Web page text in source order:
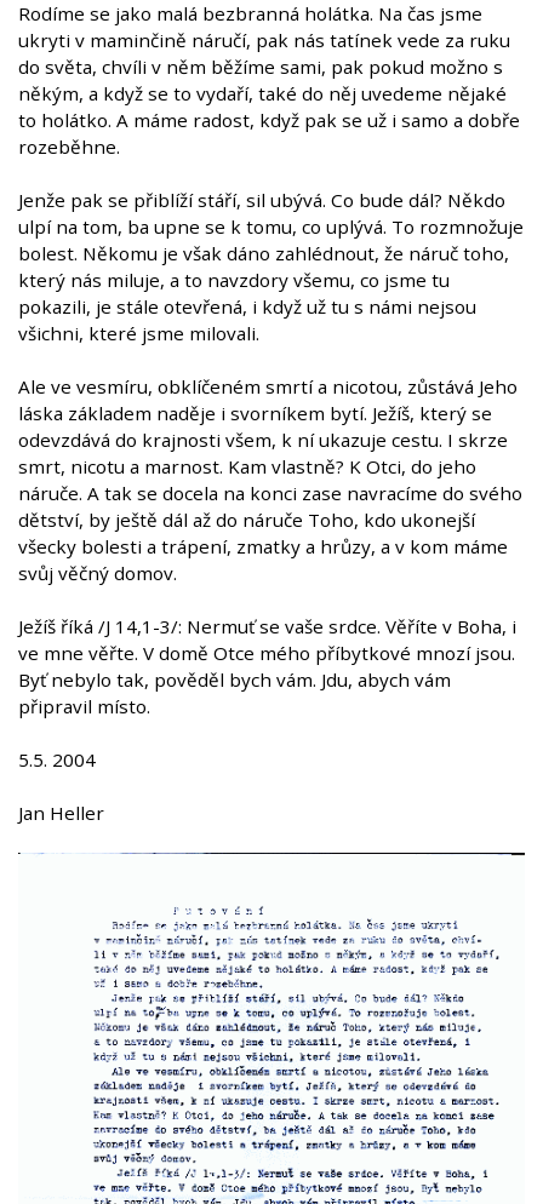
Rodíme se jako malá bezbranná holátka. Na čas jsme
ukryti v maminčině náručí, pak nás tatínek vede za ruku
do světa, chvíli v něm běžíme sami, pak pokud možno s
někým, a když se to vydaří, také do něj uvedeme nějaké
to holátko. A máme radost, když pak se už i samo a dobře
rozeběhne.
Jenže pak se přiblíží stáří, sil ubývá. Co bude dál? Někdo
ulpí na tom, ba upne se k tomu, co uplývá. To rozmnožuje
bolest. Někomu je však dáno zahlédnout, že náruč toho,
který nás miluje, a to navzdory všemu, co jsme tu
pokazili, je stále otevřená, i když už tu s námi nejsou
všichni, které jsme milovali.
Ale ve vesmíru, obklíčeném smrtí a nicotou, zůstává Jeho
láska základem naděje i svorníkem bytí. Ježíš, který se
odevzdává do krajnosti všem, k ní ukazuje cestu. I skrze
smrt, nicotu a marnost. Kam vlastně? K Otci, do jeho
náruče. A tak se docela na konci zase navracíme do svého
dětství, by ještě dál až do náruče Toho, kdo ukonejší
všecky bolesti a trápení, zmatky a hrůzy, a v kom máme
svůj věčný domov.
Ježíš říká /J 14,1-3/: Nermuť se vaše srdce. Věříte v Boha, i
ve mne věřte. V domě Otce mého příbytkové mnozí jsou.
Byť nebylo tak, pověděl bych vám. Jdu, abych vám
připravil místo.
5.5. 2004
Jan Heller